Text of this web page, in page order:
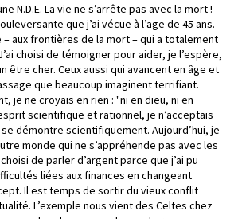
N.D.E. La vie ne s’arrête pas avec la mort !
que j’ai vécue à l’age de 45 ans.
aux frontières de la mort – qui a totalement
choisi de témoigner pour aider, je l’espère,
être cher. Ceux aussi qui avancent en âge et
que beaucoup imaginent terrifiant.
je ne croyais en rien : "ni en dieu, ni en
scientifique et rationnel, je n’acceptais
démontre scientifiquement. Aujourd’hui, je
monde qui ne s’appréhende pas avec les
de parler d’argent parce que j’ai pu
liées aux finances en changeant
Il est temps de sortir du vieux conflit
L’exemple nous vient des Celtes chez